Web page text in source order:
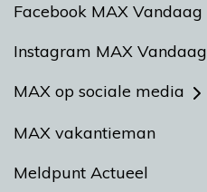
Facebook MAX Vandaag
Instagram MAX Vandaag
MAX op sociale media
MAX vakantieman
Meldpunt Actueel